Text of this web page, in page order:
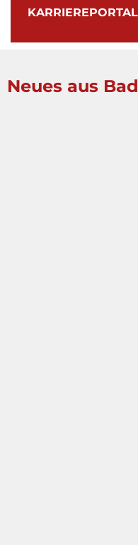
KARRIEREPORTAL
Neues aus